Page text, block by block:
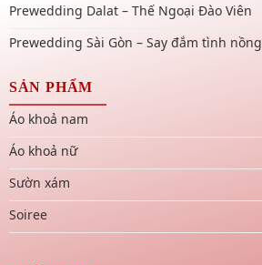
Prewedding Dalat – Thế Ngoại Đào Viên
Prewedding Sài Gòn – Say đắm tình nồng
SẢN PHẨM
Áo khoả nam
Áo khoả nữ
Sườn xám
Soiree